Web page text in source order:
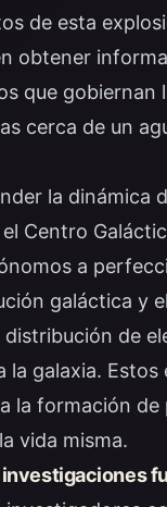
de esta
obtener
que gobiernan
cerca de un
la dinámica
Centro
a
galáctica y
distribución de
la galaxia. Estos
la formación de
vida misma.